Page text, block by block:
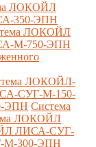
ЛОКОЙЛ
350-ЭПН
ЛОКОЙЛ
М-750-ЭПН
ЛОКОЙЛ-
СУГ-М-150-
ЭПН Система
ЛОКОЙЛ
ЛИСА-СУГ-
М-300-ЭПН